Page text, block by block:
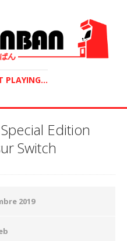
PLAYING...
Edition
Switch
2019